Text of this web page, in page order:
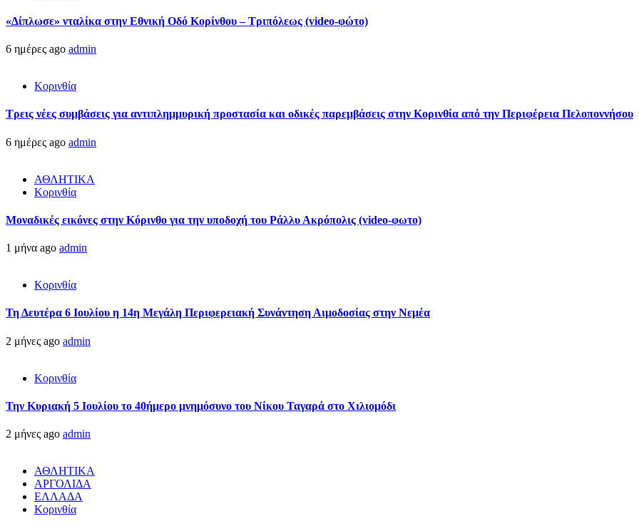
«Δίπλωσε» νταλίκα στην Εθνική Oδό Κορίνθου – Τριπόλεως (video-φώτο)
6 ημέρες ago admin
Κορινθία
Τρεις νέες συμβάσεις για αντιπλημμυρική προστασία και οδικές παρεμβάσεις στην Κορινθία από την Περιφέρεια Πελοποννήσου
6 ημέρες ago admin
ΑΘΛΗΤΙΚΑ
Κορινθία
Μοναδικές εικόνες στην Κόρινθο για την υποδοχή του Ράλλυ Ακρόπολις (video-φωτο)
1 μήνα ago admin
Κορινθία
Τη Δευτέρα 6 Ιουλίου η 14η Μεγάλη Περιφερειακή Συνάντηση Αιμοδοσίας στην Νεμέα
2 μήνες ago admin
Κορινθία
Την Κυριακή 5 Ιουλίου το 40ήμερο μνημόσυνο του Νίκου Ταγαρά στο Χιλιομόδι
2 μήνες ago admin
ΑΘΛΗΤΙΚΑ
ΑΡΓΟΛΙΔΑ
ΕΛΛΑΔΑ
Κορινθία